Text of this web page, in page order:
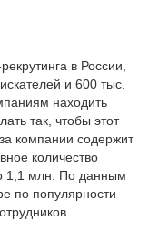
в России,
и 600 тыс.
находить
так, чтобы этот
компании содержит
количество
1,1 млн. По данным
по популярности